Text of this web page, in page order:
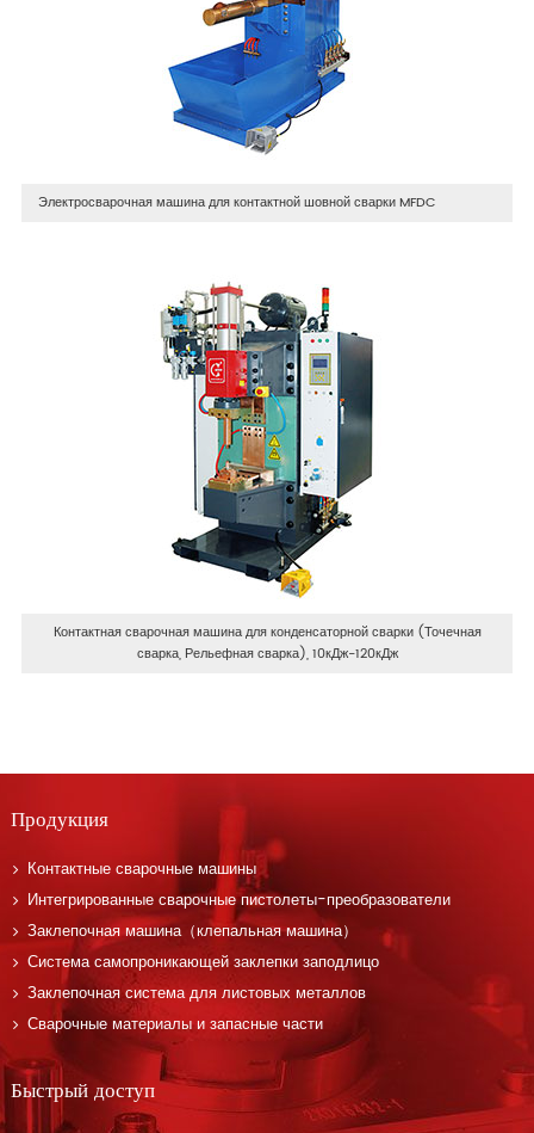
Электросварочная машина для контактной шовной сварки MFDC
Контактная сварочная машина для конденсаторной сварки (Точечная
сварка, Рельефная сварка), 10кДж-120кДж
Продукция
Контактные сварочные машины
Интегрированные сварочные пистолеты-преобразователи
Заклепочная машина（клепальная машина）
Система самопроникающей заклепки заподлицо
Заклепочная система для листовых металлов
Сварочные материалы и запасные части
Быстрый доступ